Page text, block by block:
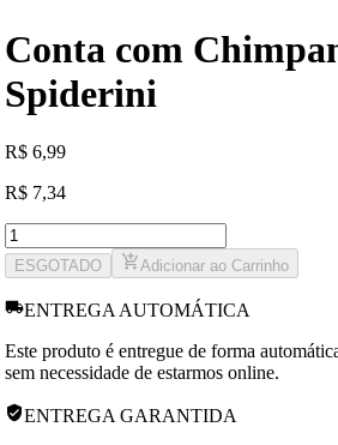
Conta com
Spiderini
R$ 6,99
R$ 7,34
ESGOTADO Adicionar ao Carrinho
ENTREGA AUTOMÁTICA
Este produto é entregue de forma
sem necessidade de estarmos online.
ENTREGA GARANTIDA